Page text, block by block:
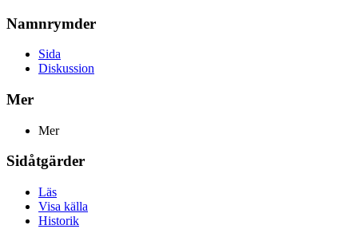
Namnrymder
Sida
Diskussion
Mer
Mer
Sidåtgärder
Läs
Visa källa
Historik